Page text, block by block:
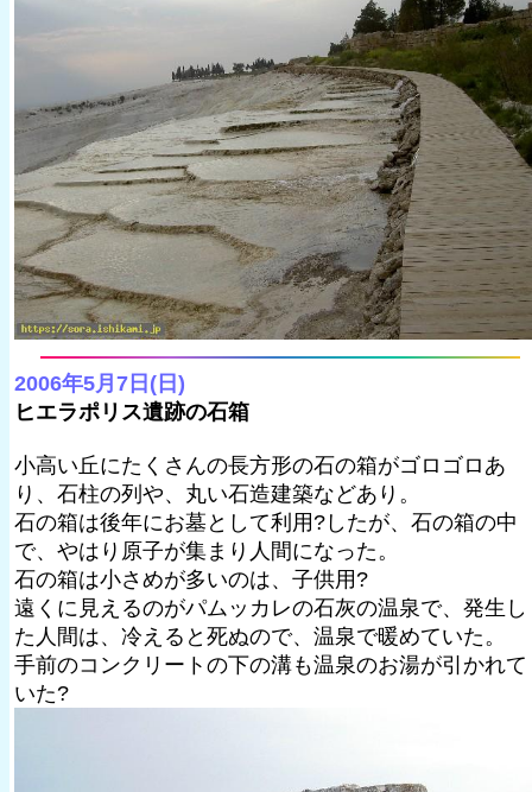
2006年5月7日(日)
ヒエラポリス遺跡の石箱
小高い丘にたくさんの長方形の石の箱がゴロゴロあ
り、石柱の列や、丸い石造建築などあり。
石の箱は後年にお墓として利用?したが、石の箱の中
で、やはり原子が集まり人間になった。
石の箱は小さめが多いのは、子供用?
遠くに見えるのがパムッカレの石灰の温泉で、発生し
た人間は、冷えると死ぬので、温泉で暖めていた。
手前のコンクリートの下の溝も温泉のお湯が引かれて
いた?